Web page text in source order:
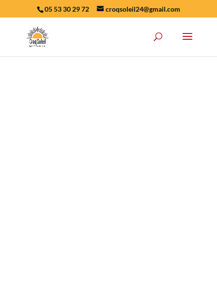
05 53 30 29 72 croqsoleil24@gmail.com
Nouveauté 2026! Les Arcanes de
Bétel, un tarot divinatoire, un projet
de cœur, un voyage initiatique, un
outil unique de guidance !!